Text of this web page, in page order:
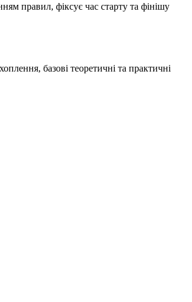
правил, фіксує час старту та фінішу
базові теоретичні та практичні